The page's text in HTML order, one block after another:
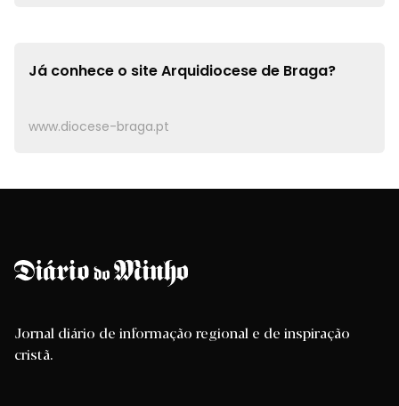
Já conhece o siteArquidiocese de Braga?
www.diocese-braga.pt
Jornal diário de informação regional e de inspiração
cristã.